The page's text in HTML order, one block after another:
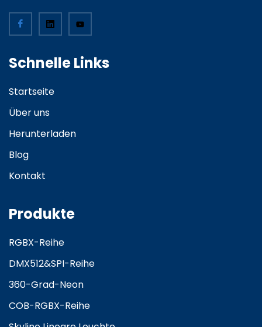
Schnelle Links
Startseite
Über uns
Herunterladen
Blog
Kontakt
Produkte
RGBX-Reihe
DMX512&SPI-Reihe
360-Grad-Neon
COB-RGBX-Reihe